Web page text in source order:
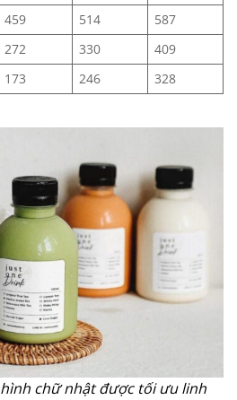
459 514
587
272 330
409
173 246 328
chữ nhật được tối ưu linh